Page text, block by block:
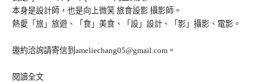
本身是設計師，也是向上微笑 旅食設影 攝影師。
熱愛「旅」旅遊、「食」美食、「設」設計、「影」攝影、電影。
邀約洽詢請寄信到ameliechang05@gmail.com。
閱讀全文